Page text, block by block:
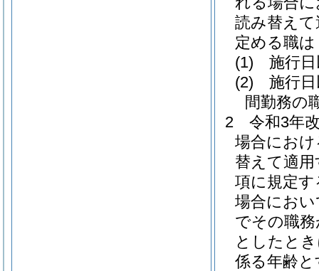
読み替え
定める職
(1)
施行
(2)
施行
間勤務の
2
令和3年
場合にお
替えて適
項に規定
場合にお
でその職
としたと
係る年齢